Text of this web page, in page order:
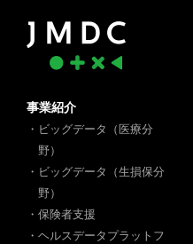
事業紹介
・ビッグデータ（医療分
野）
・ビッグデータ（生損保分
野）
・保険者支援
・ヘルスデータプラットフ